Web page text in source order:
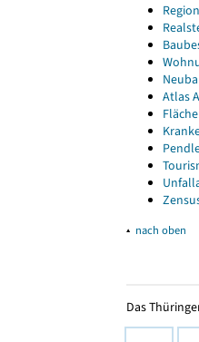
Atlas
▴ nach oben
Das